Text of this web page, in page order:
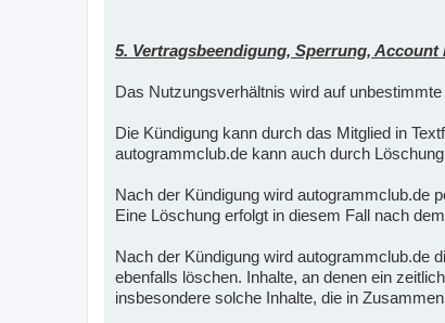
5. Vertragsbeendigung, Sperrung, Account
Das Nutzungsverhältnis wird auf
Die Kündigung kann durch das Mitglied in
autogrammclub.de kann auch durch
Nach der Kündigung wird autogrammclub.de
Eine Löschung erfolgt in diesem Fall nach
Nach der Kündigung wird autogrammclub.de
ebenfalls löschen. Inhalte, an denen ein
insbesondere solche Inhalte, die in